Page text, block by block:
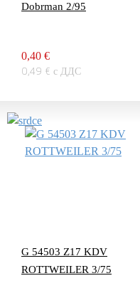
Dobrman 2/95
0,40 €
0,49 € с ДДС
G 54503 Z17 KDV
ROTTWEILER 3/75